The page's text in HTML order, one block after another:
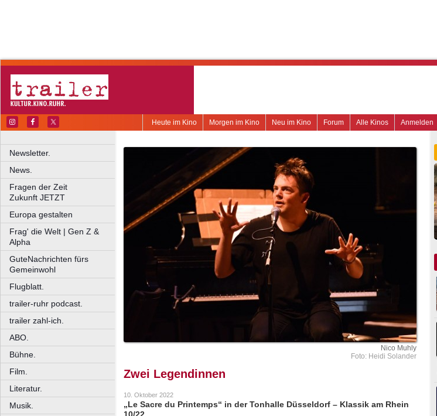
Anmelden
Alle Kinos
Forum
Neu im Kino
Morgen im Kino
Heute im Kino
Newsletter.
News.
Fragen der Zeit
Zukunft JETZT
Europa gestalten
Frag' die Welt | Gen Z &
Alpha
GuteNachrichten fürs
Gemeinwohl
Flugblatt.
trailer-ruhr podcast.
trailer zahl-ich.
ABO.
Bühne.
Film.
Literatur.
Musik.
Nico Muhly
Foto: Heidi Solander
Zwei Legendinnen
10. Oktober 2022
„Le Sacre du Printemps“ in der Tonhalle Düsseldorf – Klassik am Rhein